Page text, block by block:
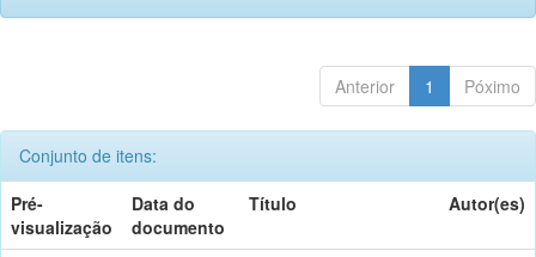
Anterior 1 Póximo
Conjunto de itens:
Pré-
visualização
Data do
documento
Título Autor(es)